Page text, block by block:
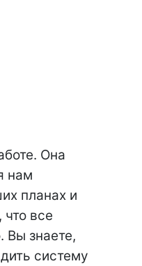
Она
нам
планах и
все
Вы знаете,
систему